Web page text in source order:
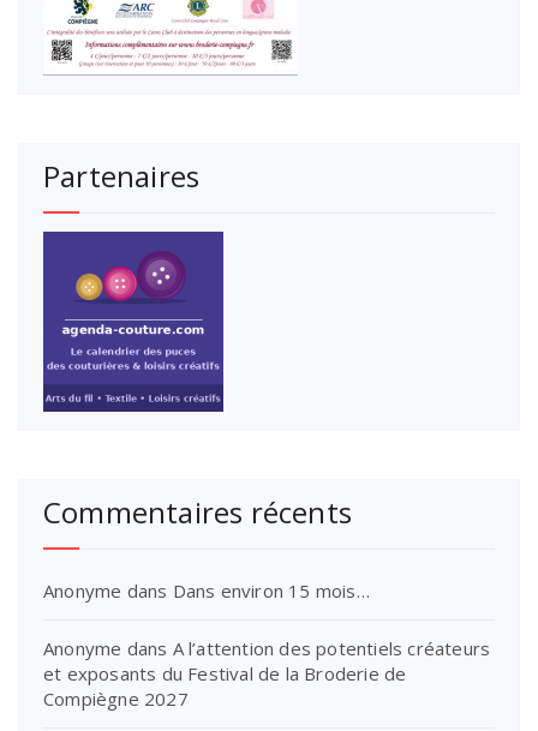
Partenaires
Commentaires récents
Anonyme dans Dans environ 15 mois…
Anonyme dans A l’attention des potentiels créateurs
et exposants du Festival de la Broderie de
Compiègne 2027